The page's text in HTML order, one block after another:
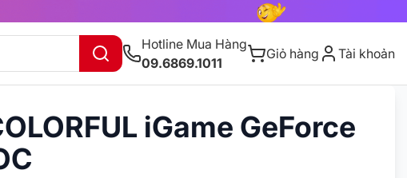
Hotline Mua Hàng
09.6869.1011
Giỏ hàng Tài khoản
iGame GeForce